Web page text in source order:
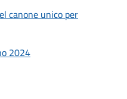
canone unico per
2024